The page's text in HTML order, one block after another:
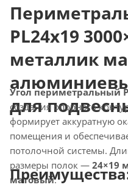
PL24x19
металлик
для
Угол периметральный
создания опорного
формирует аккуратную
помещения и
потолочной системы.
размеры полок — 24×19
матовый.